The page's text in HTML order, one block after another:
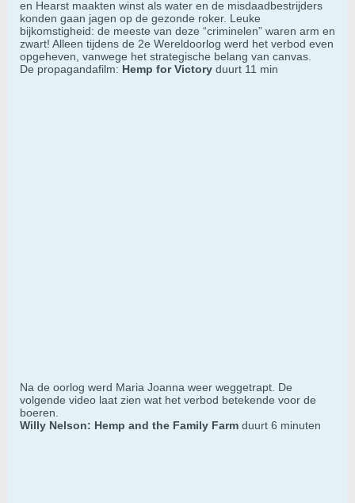
en Hearst maakten winst als water en de misdaadbestrijders
konden gaan jagen op de gezonde roker. Leuke
bijkomstigheid: de meeste van deze “criminelen” waren arm en
zwart! Alleen tijdens de 2e Wereldoorlog werd het verbod even
opgeheven, vanwege het strategische belang van canvas.
De propagandafilm: Hemp for Victory duurt 11 min
Na de oorlog werd Maria Joanna weer weggetrapt. De
volgende video laat zien wat het verbod betekende voor de
boeren.
Willy Nelson: Hemp and the Family Farm duurt 6 minuten